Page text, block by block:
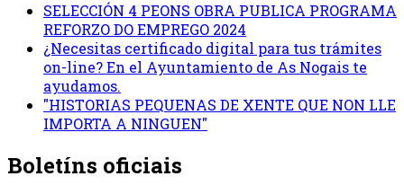
SELECCIÓN 4 PEONS OBRA PUBLICA PROGRAMA
REFORZO DO EMPREGO 2024
¿Necesitas certificado digital para tus trámites
on-line? En el Ayuntamiento de As Nogais te
ayudamos.
"HISTORIAS PEQUENAS DE XENTE QUE NON LLE
IMPORTA A NINGUEN"
Boletíns oficiais